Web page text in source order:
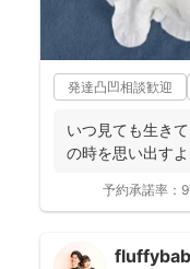
発達凸凹相談歓迎
いつ見ても生き
の時を思い出すよ
予約承諾率：